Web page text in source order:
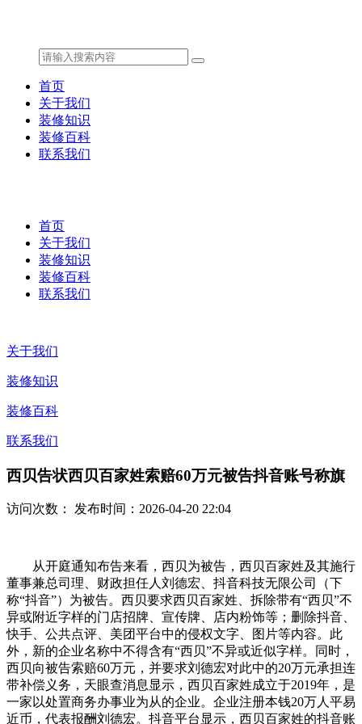
首页
关于我们
装修知识
装修百科
联系我们
首页
关于我们
装修知识
装修百科
联系我们
关于我们
装修知识
装修百科
联系我们
西贝告状西贝百家姓索赔60万元被告抖音账号称旗
访问次数： 发布时间：2026-04-20 22:04
从开庭通知布告来看，西贝为被告，西贝百家姓及其施行
董事兼总司理、财政担任人刘德宏、抖音科技无限公司（下
称“抖音”）为被告。西贝要求西贝百家姓、拆除带有“西贝”不
异或附近字样的门店招牌、宣传牌、店内粉饰等；删除抖音、
快手、公共点评、美团平台中的侵权文字、图片等内容。此
外，新的企业名称中不得含有“西贝”不异或近似字样。同时，
西贝向被告索赔60万元，并要求刘德宏对此中的20万元承担连
带补偿义务，天眼查消息显示，西贝百家姓成立于2019年，是
一家以处置商务办事业为从的企业。企业注册本钱20万人平易
近币，代表报酬刘德宏。抖音平台显示，西贝百家姓的抖音账